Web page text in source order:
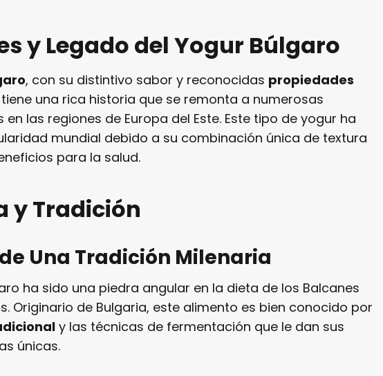
y Legado del Yogur Búlgaro
, con su distintivo sabor y reconocidas propiedades
tiene una rica historia que se remonta a numerosas
en las regiones de Europa del Este. Este tipo de yogur ha
mundial debido a su combinación única de textura
para la salud.
y Tradición
Una Tradición Milenaria
ha sido una piedra angular en la dieta de los Balcanes
Originario de Bulgaria, este alimento es bien conocido por
y las técnicas de fermentación que le dan sus
únicas.